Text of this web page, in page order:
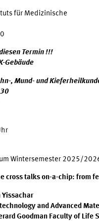
für Medizinische
Termin !!!
Gebäude
, Mund- und
Wintersemester 2025/
cross talks on-a-chip: from
Yissachar
and Advanced
Goodman Faculty of Life